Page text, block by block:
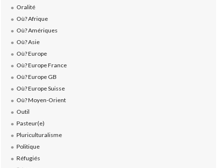
Oralité
Où? Afrique
Où? Amériques
Où? Asie
Où? Europe
Où? Europe France
Où? Europe GB
Où? Europe Suisse
Où? Moyen-Orient
Outil
Pasteur(e)
Pluriculturalisme
Politique
Réfugiés